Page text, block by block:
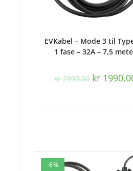
EVKabel – Mode 3 til
1 fase – 32A – 7,5
kr2390,00 kr
-6%